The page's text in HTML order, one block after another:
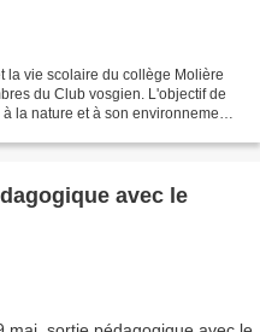
la vie scolaire du collège Molière
du Club vosgien. L'objectif de
la nature et à son environnement,
avec le